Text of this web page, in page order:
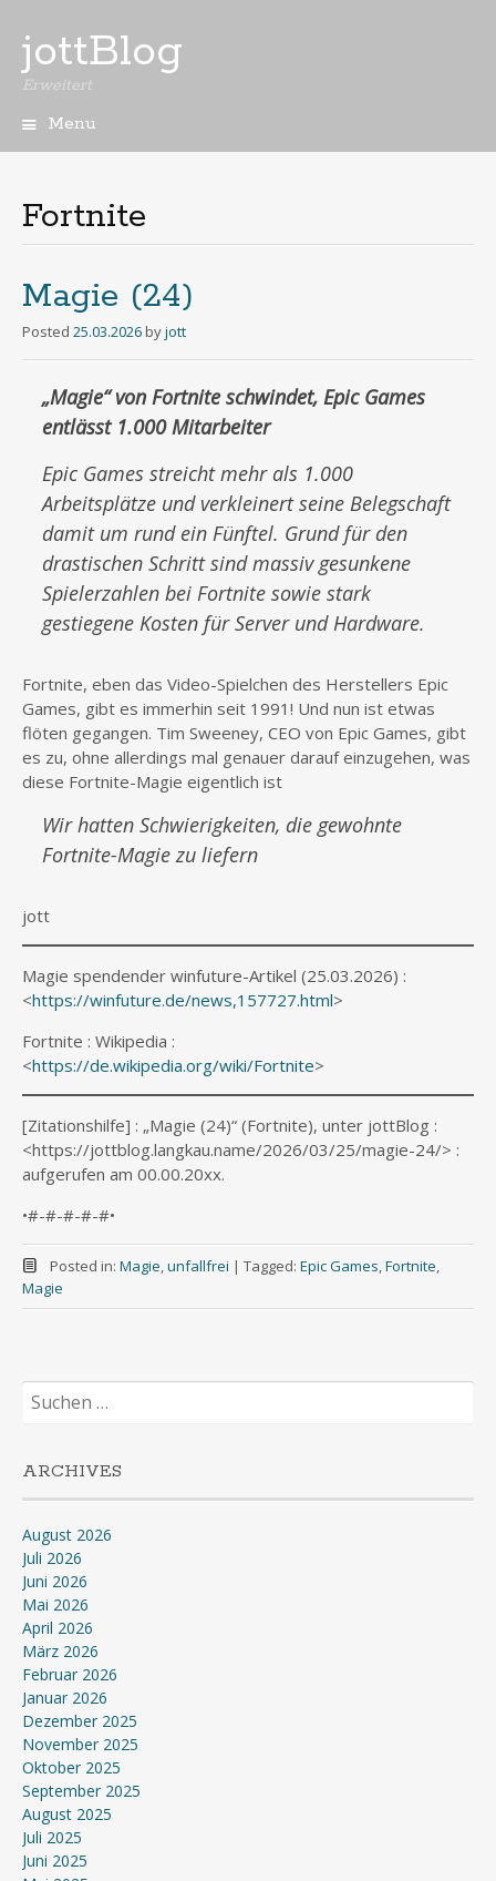
jottBlog
Erweitert
Menu
Fortnite
Magie (24)
Posted 25.03.2026 byjott
„Magie“ von Fortnite schwindet, Epic Games
entlässt 1.000 Mitarbeiter
Epic Games streicht mehr als 1.000
Arbeitsplätze und verkleinert seine Belegschaft
damit um rund ein Fünftel. Grund für den
drastischen Schritt sind massiv gesunkene
Spielerzahlen bei Fortnite sowie stark
gestiegene Kosten für Server und Hardware.
Fortnite, eben das Video-Spielchen des Herstellers Epic
Games, gibt es immerhin seit 1991! Und nun ist etwas
flöten gegangen. Tim Sweeney, CEO von Epic Games, gibt
es zu, ohne allerdings mal genauer darauf einzugehen, was
diese Fortnite-Magie eigentlich ist
Wir hatten Schwierigkeiten, die gewohnte
Fortnite-Magie zu liefern
jott
Magie spendender winfuture-Artikel (25.03.2026) :
<https://winfuture.de/news,157727.html>
Fortnite : Wikipedia :
<https://de.wikipedia.org/wiki/Fortnite>
[Zitationshilfe] : „Magie (24)“ (Fortnite), unter jottBlog :
<https://jottblog.langkau.name/2026/03/25/magie-24/> :
aufgerufen am 00.00.20xx.
•#-#-#-#-#•
Posted in: Magie,unfallfrei | Tagged: Epic Games,Fortnite,
Magie
Suchen
nach:
ARCHIVES
August 2026
Juli 2026
Juni 2026
Mai 2026
April 2026
März 2026
Februar 2026
Januar 2026
Dezember 2025
November 2025
Oktober 2025
September 2025
August 2025
Juli 2025
Juni 2025